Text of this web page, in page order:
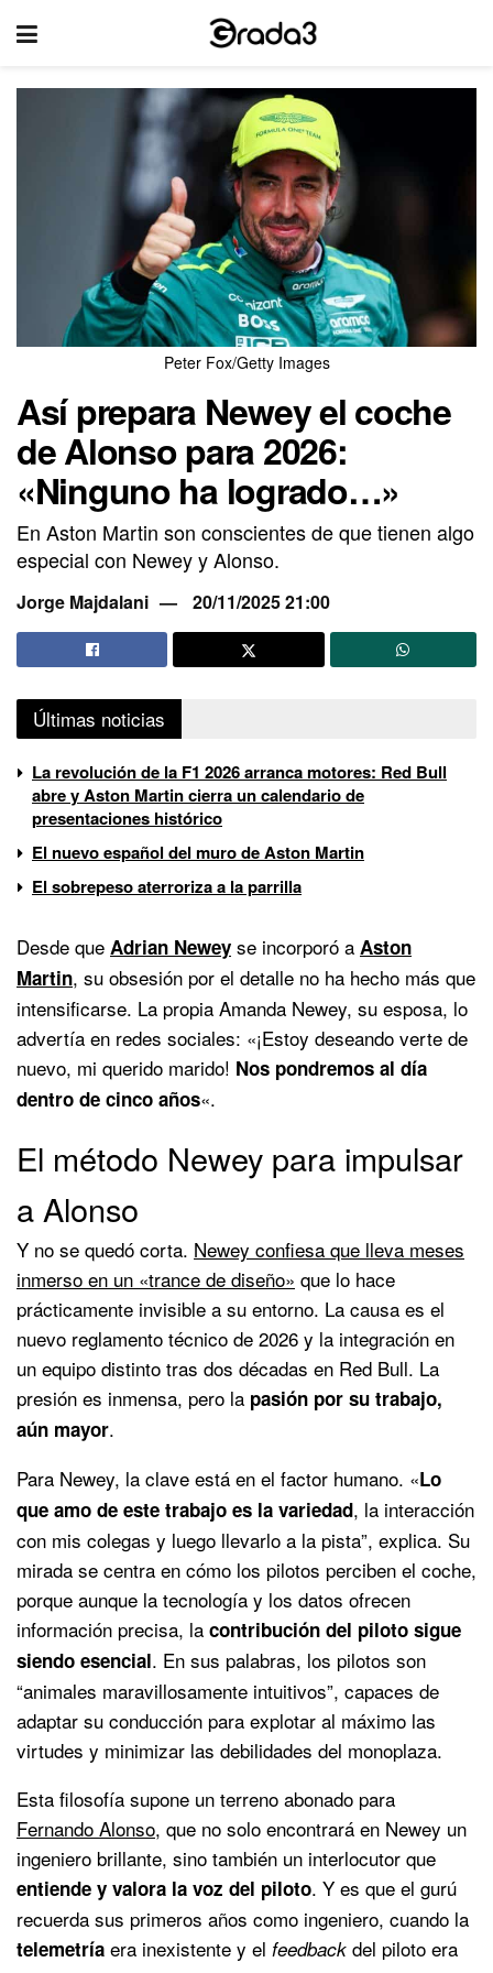
Peter Fox/Getty Images
Así prepara Newey el coche
de Alonso para 2026:
«Ninguno ha logrado…»
En Aston Martin son conscientes de que tienen algo
especial con Newey y Alonso.
Jorge Majdalani 20/11/2025 21:00
Últimas noticias
La revolución de la F1 2026 arranca motores: Red Bull
abre y Aston Martin cierra un calendario de
presentaciones histórico
El nuevo español del muro de Aston Martin
El sobrepeso aterroriza a la parrilla
Desde que Adrian Newey se incorporó a Aston
Martin, su obsesión por el detalle no ha hecho más que
intensificarse. La propia Amanda Newey, su esposa, lo
advertía en redes sociales: «¡Estoy deseando verte de
nuevo, mi querido marido! Nos pondremos al día
dentro de cinco años«.
El método Newey para impulsar
a Alonso
Y no se quedó corta. Newey confiesa que lleva meses
inmerso en un «trance de diseño» que lo hace
prácticamente invisible a su entorno. La causa es el
nuevo reglamento técnico de 2026 y la integración en
un equipo distinto tras dos décadas en Red Bull. La
presión es inmensa, pero la pasión por su trabajo,
aún mayor.
Para Newey, la clave está en el factor humano. «Lo
que amo de este trabajo es la variedad, la interacción
con mis colegas y luego llevarlo a la pista”, explica. Su
mirada se centra en cómo los pilotos perciben el coche,
porque aunque la tecnología y los datos ofrecen
información precisa, la contribución del piloto sigue
siendo esencial. En sus palabras, los pilotos son
“animales maravillosamente intuitivos”, capaces de
adaptar su conducción para explotar al máximo las
virtudes y minimizar las debilidades del monoplaza.
Esta filosofía supone un terreno abonado para
Fernando Alonso, que no solo encontrará en Newey un
ingeniero brillante, sino también un interlocutor que
entiende y valora la voz del piloto. Y es que el gurú
recuerda sus primeros años como ingeniero, cuando la
telemetría era inexistente y el feedback del piloto era